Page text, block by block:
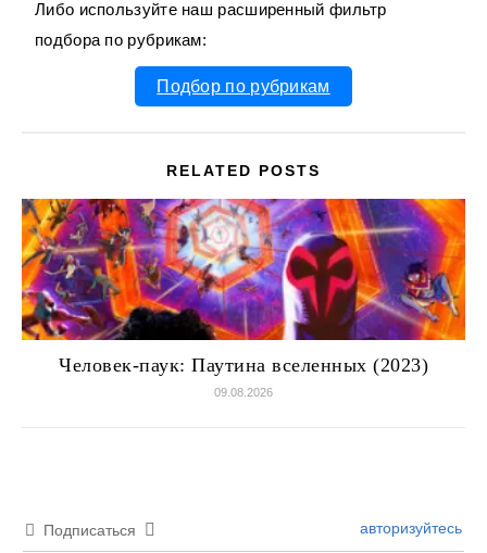
Либо используйте наш расширенный фильтр
подбора по рубрикам:
Подбор по рубрикам
RELATED POSTS
Человек-паук: Паутина вселенных (2023)
09.08.2026
Подписаться авторизуйтесь